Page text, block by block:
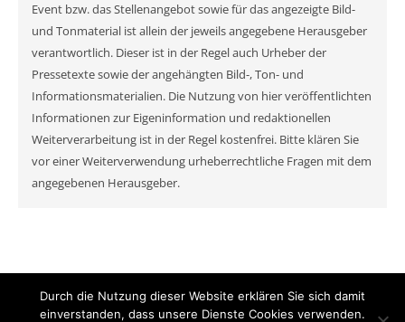
Event bzw. das Stellenangebot sowie für das angezeigte Bild-
und Tonmaterial ist allein der jeweils angegebene Herausgeber
verantwortlich. Dieser ist in der Regel auch Urheber der
Pressetexte sowie der angehängten Bild-, Ton- und
Informationsmaterialien. Die Nutzung von hier veröffentlichten
Informationen zur Eigeninformation und redaktionellen
Weiterverarbeitung ist in der Regel kostenfrei. Bitte klären Sie
vor einer Weiterverwendung urheberrechtliche Fragen mit dem
angegebenen Herausgeber.
© MyNewsChannel 2026
Durch die Nutzung dieser Website erklären Sie sich damit
einverstanden, dass unsere Dienste Cookies verwenden.